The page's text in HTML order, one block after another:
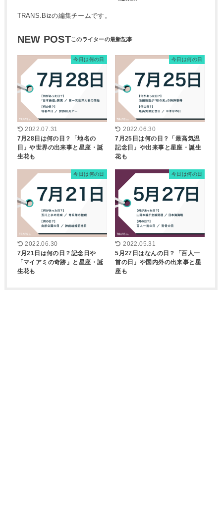
TRANS.Bizの編集チームです。
NEW POST
今日は何の日
2022.07.31
7月28日は何の日？「地名の
日」や世界の出来事と星座・誕
生花も
今日は何の日
2022.06.30
7月25日は何の日？「最高気温
記念日」や出来事と星座・誕生
花も
今日は何の日
2022.06.30
7月21日は何の日？記念日や
「マイアミの奇跡」と星座・誕
生花も
今日は何の日
2022.05.31
5月27日はなんの日？「百人一
首の日」や国内外の出来事と星
座も